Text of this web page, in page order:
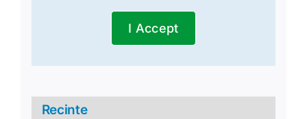
Recinte
I Accept